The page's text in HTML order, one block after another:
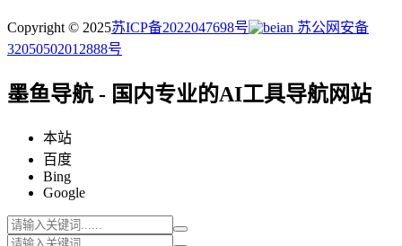
Copyright © 2025苏ICP备2022047698号
苏公网安备
32050502012888号
墨鱼导航 - 国内专业的AI工具导航网站
本站
百度
Bing
Google